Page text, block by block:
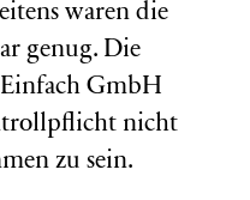
waren die
genug. Die
GmbH
nicht
zu sein.